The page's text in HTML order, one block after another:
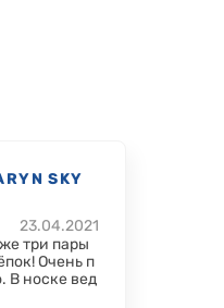
SKY
23.04.2021
три пары
Очень п
В носке вед